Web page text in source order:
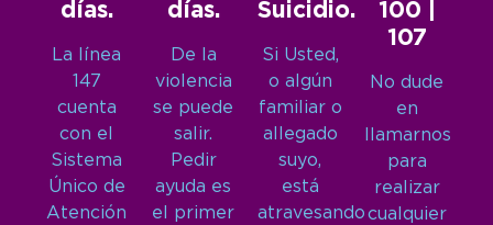
días.
La línea
147
cuenta
con el
Sistema
Único de
Atención
días.
De la
violencia
se puede
salir.
Pedir
ayuda es
el primer
Suicidio.
Si Usted,
o algún
familiar o
allegado
suyo,
está
atravesando
100 |
107
No dude
en
llamarnos
para
realizar
cualquier